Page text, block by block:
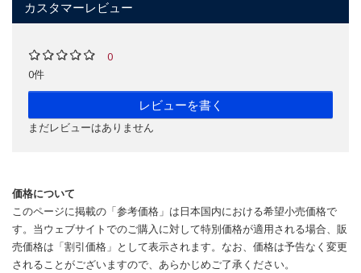
カスタマーレビュー
0
0件
レビューを書く
まだレビューはありません
価格について
このページに掲載の「参考価格」は日本国内における希望小売価格で
す。当ウェブサイトでのご購入に対して特別価格が適用される場合、販
売価格は「割引価格」として表示されます。なお、価格は予告なく変更
されることがございますので、あらかじめご了承ください。